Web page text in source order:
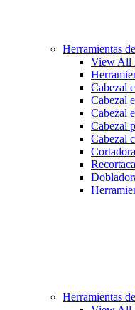
Herramientas
View All
Cabezal
Cabezal
Cabezal
Cabezal
Cabezal
Herramientas